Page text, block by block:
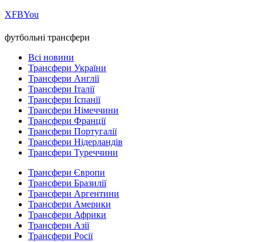
ХFBYou
футбольні трансфери
Всі новини
Трансфери України
Трансфери Англії
Трансфери Італії
Трансфери Іспанії
Трансфери Німеччини
Трансфери Франції
Трансфери Португалії
Трансфери Нідерландів
Трансфери Туреччини
Трансфери Європи
Трансфери Бразилії
Трансфери Аргентини
Трансфери Америки
Трансфери Африки
Трансфери Азії
Трансфери Росії